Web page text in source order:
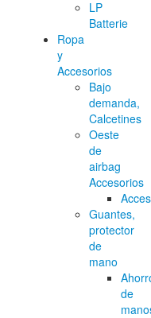
LP
Batterie
Ropa
y
Accesorios
Bajo
demanda,
Calcetines
Oeste
de
airbag
Accesorios
Guantes,
protector
de
mano
de